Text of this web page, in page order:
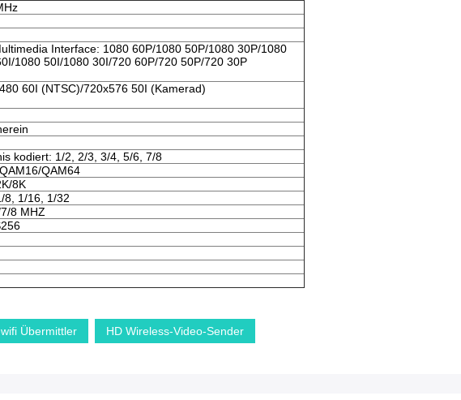
Interface: 1080 60P/1080 50P/1080 30P/1080
1080 50I/1080 30I/720 60P/720 50P/720 30P
60I (NTSC)/720x576 50I (Kamerad)
kodiert: 1/2, 2/3, 3/4, 5/6, 7/8
QAM64
8K
8, 1/16, 1/32
8 MHZ
Übermittler HD Wireless-Video-Sender